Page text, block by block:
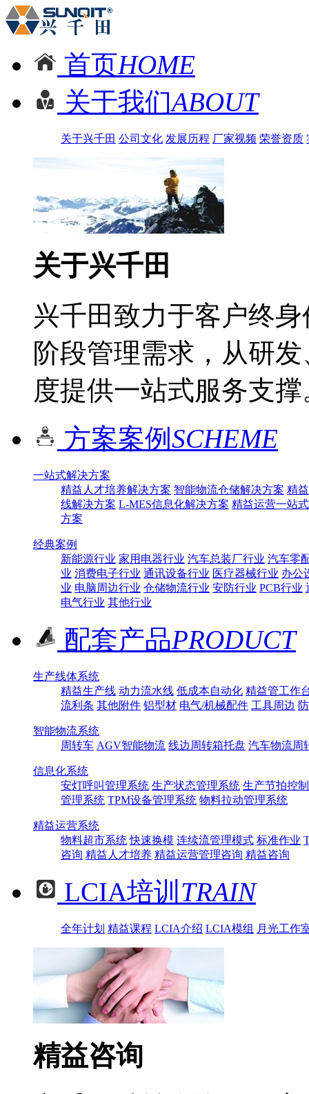
首页HOME
关于我们ABOUT
关于兴千田 公司文化 发展历程 厂家视频 荣誉资质
关于兴千田
兴千田致力于客户终
阶段管理需求，从研
度提供一站式服务支撑
方案案例 SCHEME
一站式解决方案
精益人才培养解决方案 智能物流仓储解决方案 精
线解决方案 L-MES信息化解决方案 精益运营一站
方案
经典案例
新能源行业 家用电器行业 汽车总装厂行业 汽车零
业 消费电子行业 通讯设备行业 医疗器械行业 办公
业 电脑周边行业 仓储物流行业 安防行业 PCB行业
电气行业 其他行业
配套产品PRODUCT
生产线体系统
精益生产线 动力流水线 低成本自动化 精益管工作
流利条 其他附件 铝型材 电气/机械配件 工具周边
智能物流系统
周转车 AGV智能物流 线边周转箱托盘 汽车物流周
信息化系统
安灯呼叫管理系统 生产状态管理系统 生产节拍控
管理系统 TPM设备管理系统 物料拉动管理系统
精益运营系统
物料超市系统 快速换模 连续流管理模式 标准作业
咨询 精益人才培养 精益运营管理咨询 精益咨询
LCIA培训 TRAIN
全年计划 精益课程 LCIA介绍 LCIA模组 月光工作
精益咨询